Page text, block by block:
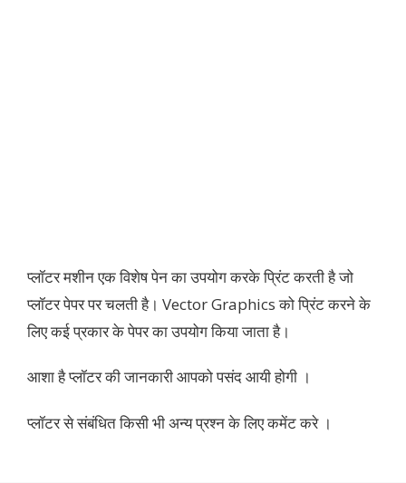
प्लॉटर मशीन एक विशेष पेन का उपयोग करके प्रिंट करती है जो
प्लॉटर पेपर पर चलती है। Vector Graphics को प्रिंट करने के
लिए कई प्रकार के पेपर का उपयोग किया जाता है।
आशा है प्लॉटर की जानकारी आपको पसंद आयी होगी ।
प्लॉटर से संबंधित किसी भी अन्य प्रश्न के लिए कमेंट करे ।